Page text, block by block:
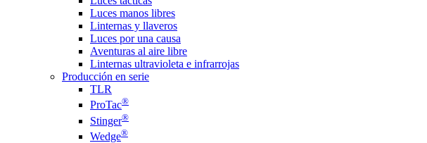
Luces manos libres
Linternas y llaveros
Luces por una causa
Aventuras al aire libre
Linternas ultravioleta e infrarrojas
Producción en serie
TLR
ProTac®
Stinger®
Wedge®